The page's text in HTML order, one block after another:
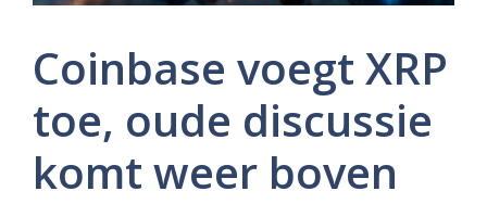
Coinbase voegt XRP
toe, oude discussie
komt weer boven